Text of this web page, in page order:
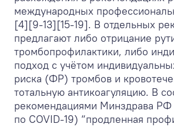
международных
[4][9-13][15-19]. В отдельных
предлагают либо отрицание
тромбопрофилактики, либо
подход с учётом
риска (ФР) тромбов и
тотальную антикоагуляцию. В
рекомендациями Минздрава
по COVID-19) “продленная